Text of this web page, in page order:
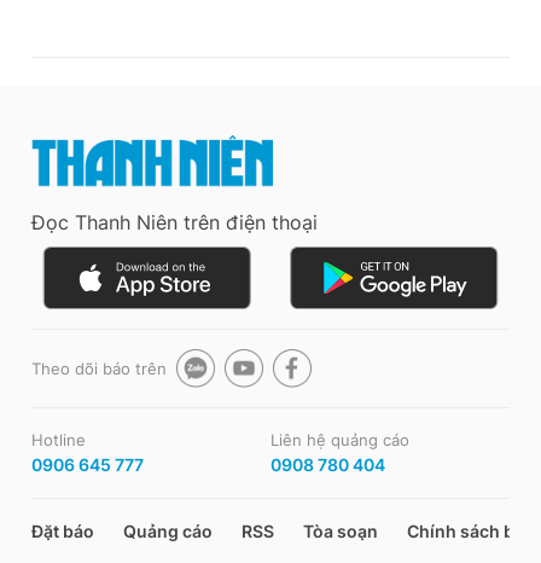
Đọc Thanh Niên trên điện thoại
Theo dõi báo trên
Hotline
0906 645 777
Liên hệ quảng cáo
0908 780 404
Đặt báo Quảng cáo RSS Tòa soạn Chính sách bảo